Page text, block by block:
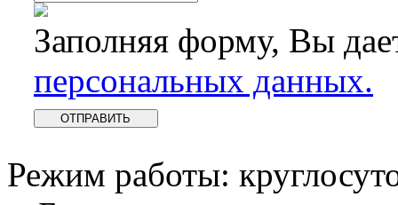
Заполняя форму, Вы
персональных данных.
Режим работы: